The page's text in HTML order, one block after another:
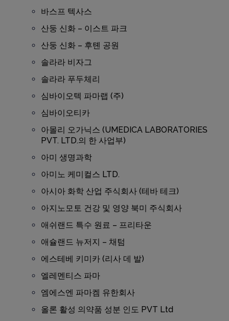
바스프 텍사스
산둥 신화 – 이스트 파크
산둥 신화 – 후톈 공원
솔라라 비자그
솔라라 푸두체리
심바이오텍 파마랩 (주)
심바이오티카
아몰리 오가닉스 (UMEDICA LABORATORIES
PVT. LTD.의 한 사업부)
아미 생명과학
아미노 케미컬스 LTD.
아시아 화학 산업 주식회사 (테바 테크)
아지노모토 건강 및 영양 북미 주식회사
애쉬랜드 특수 원료 – 프리타운
애슐랜드 뉴저지 – 채텀
에스테베 키미카 (리사 데 발)
엘레멘티스 파마
엠에스엔 파마켐 유한회사
올론 활성 의약품 성분 인도 PVT Ltd